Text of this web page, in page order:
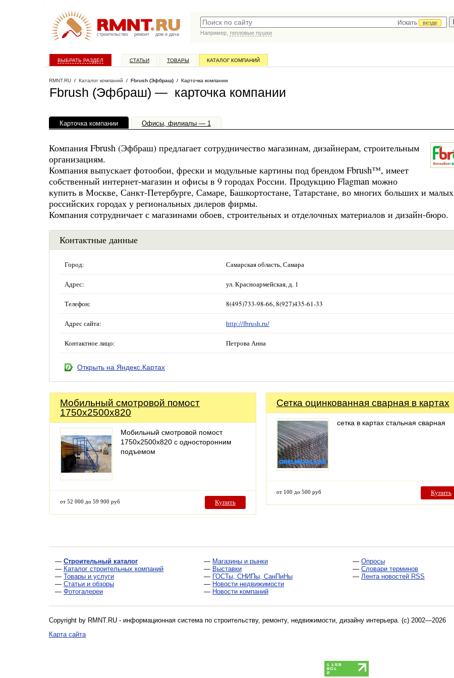
строительство ремонт дом и дача
Искать
везде
Например, тепловые пушки
ВЫБРАТЬ РАЗДЕЛ СТАТЬИ ТОВАРЫ КАТАЛОГ КОМПАНИЙ
RMNT.RU / Каталог компаний / Fbrush (Эфбраш) / Карточка компании
Fbrush (Эфбраш) — карточка компании
Карточка компании Офисы, филиалы — 1
Компания Fbrush (Эфбраш) предлагает сотрудничество магазинам, дизайнерам, строительным
организациям.
Компания выпускает фотообои, фрески и модульные картины под брендом Fbrush™, имеет
собственный интернет-магазин и офисы в 9 городах России. Продукцию Flagman можно
купить в Москве, Санкт-Петербурге, Самаре, Башкортостане, Татарстане, во многих больших и малых
российских городах у региональных дилеров фирмы.
Компания сотрудничает с магазинами обоев, строительных и отделочных материалов и дизайн-бюро.
Контактные данные
Город: Самарская область, Самара
Адрес: ул. Красноармейская, д. 1
Телефон: 8(495)733-98-66, 8(927)435-61-33
Адрес сайта: http://fbrush.ru/
Контактное лицо: Петрова Анна
Открыть на Яндекс.Картах
Мобильный смотровой помост
1750х2500х820
Мобильный смотровой помост
1750х2500х820 с односторонним
подъемом
от 52 000 до 59 900 руб Купить
Сетка оцинкованная сварная в картах
сетка в картах стальная сварная
от 100 до 500 руб Купить
— Строительный каталог
— Каталог строительных компаний
— Товары и услуги
— Статьи и обзоры
— Фотогалереи
— Магазины и рынки
— Выставки
— ГОСТы, СНИПы, СанПиНы
— Новости недвижимости
— Новости компаний
— Опросы
— Словари терминов
— Лента новостей RSS
Copyright by RMNT.RU - информационная система по строительству, ремонту, недвижимости, дизайну интерьера. (c) 2002—2026
Карта сайта